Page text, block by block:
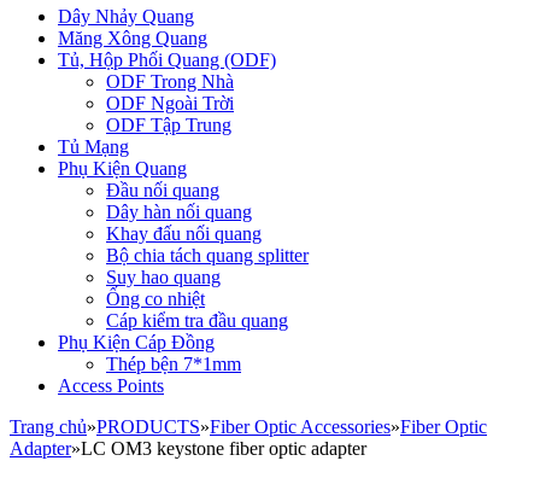
Dây Nhảy Quang
Măng Xông Quang
Tủ, Hộp Phối Quang (ODF)
ODF Trong Nhà
ODF Ngoài Trời
ODF Tập Trung
Tủ Mạng
Phụ Kiện Quang
Đầu nối quang
Dây hàn nối quang
Khay đấu nối quang
Bộ chia tách quang splitter
Suy hao quang
Ống co nhiệt
Cáp kiểm tra đầu quang
Phụ Kiện Cáp Đồng
Thép bện 7*1mm
Access Points
Trang chủ»PRODUCTS»Fiber Optic Accessories»Fiber Optic
Adapter»LC OM3 keystone fiber optic adapter